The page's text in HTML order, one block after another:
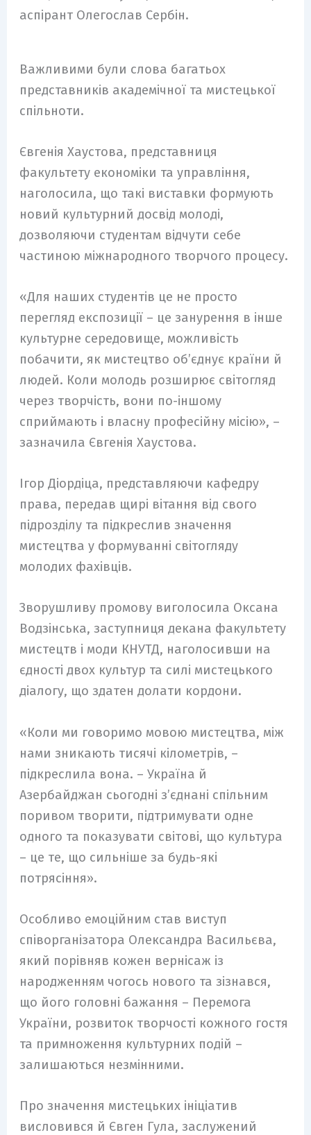
аспірант Олегослав Сербін.
Важливими були слова багатьох
представників академічної та мистецької
спільноти.
Євгенія Хаустова, представниця
факультету економіки та управління,
наголосила, що такі виставки формують
новий культурний досвід молоді,
дозволяючи студентам відчути себе
частиною міжнародного творчого процесу.
«Для наших студентів це не просто
перегляд експозиції – це занурення в інше
культурне середовище, можливість
побачити, як мистецтво об’єднує країни й
людей. Коли молодь розширює світогляд
через творчість, вони по-іншому
сприймають і власну професійну місію», –
зазначила Євгенія Хаустова.
Ігор Діордіца, представляючи кафедру
права, передав щирі вітання від свого
підрозділу та підкреслив значення
мистецтва у формуванні світогляду
молодих фахівців.
Зворушливу промову виголосила Оксана
Водзінська, заступниця декана факультету
мистецтв і моди КНУТД, наголосивши на
єдності двох культур та силі мистецького
діалогу, що здатен долати кордони.
«Коли ми говоримо мовою мистецтва, між
нами зникають тисячі кілометрів, –
підкреслила вона. – Україна й
Азербайджан сьогодні з’єднані спільним
поривом творити, підтримувати одне
одного та показувати світові, що культура
– це те, що сильніше за будь-які
потрясіння».
Особливо емоційним став виступ
співорганізатора Олександра Васильєва,
який порівняв кожен вернісаж із
народженням чогось нового та зізнався,
що його головні бажання – Перемога
України, розвиток творчості кожного гостя
та примноження культурних подій –
залишаються незмінними.
Про значення мистецьких ініціатив
висловився й Євген Гула, заслужений